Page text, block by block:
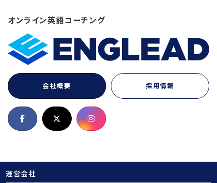
オンライン英語コーチング
会社概要 採用情報
運営会社